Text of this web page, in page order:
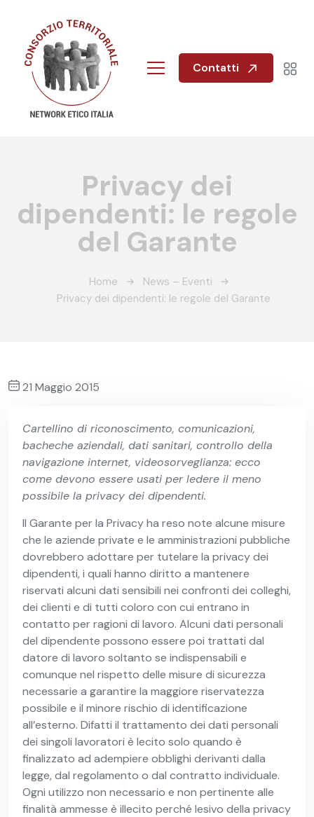
Contatti
Privacy dei
dipendenti: le regole
del Garante
Home
News – Eventi
Privacy dei dipendenti: le regole del Garante
21 Maggio 2015
Cartellino di riconoscimento, comunicazioni,
bacheche aziendali, dati sanitari, controllo della
navigazione internet, videosorveglianza: ecco
come devono essere usati per ledere il meno
possibile la privacy dei dipendenti.
Il Garante per la Privacy ha reso note alcune misure
che le aziende private e le amministrazioni pubbliche
dovrebbero adottare per tutelare la privacy dei
dipendenti, i quali hanno diritto a mantenere
riservati alcuni dati sensibili nei confronti dei colleghi,
dei clienti e di tutti coloro con cui entrano in
contatto per ragioni di lavoro. Alcuni dati personali
del dipendente possono essere poi trattati dal
datore di lavoro soltanto se indispensabili e
comunque nel rispetto delle misure di sicurezza
necessarie a garantire la maggiore riservatezza
possibile e il minore rischio di identificazione
all’esterno. Difatti il trattamento dei dati personali
dei singoli lavoratori è lecito solo quando è
finalizzato ad adempiere obblighi derivanti dalla
legge, dal regolamento o dal contratto individuale.
Ogni utilizzo non necessario e non pertinente alle
finalità ammesse è illecito perché lesivo della privacy